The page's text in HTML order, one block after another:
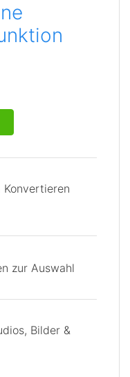
Konvertieren
zur Auswahl
Bilder &